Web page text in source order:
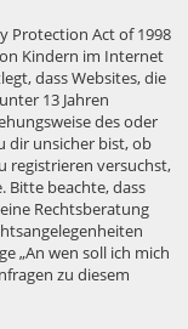
Protection Act of 1998
Kindern im Internet
dass Websites, die
13 Jahren
des oder
dir unsicher bist, ob
registrieren versuchst,
Bitte beachte, dass
Rechtsberatung
„An wen soll ich mich
zu diesem